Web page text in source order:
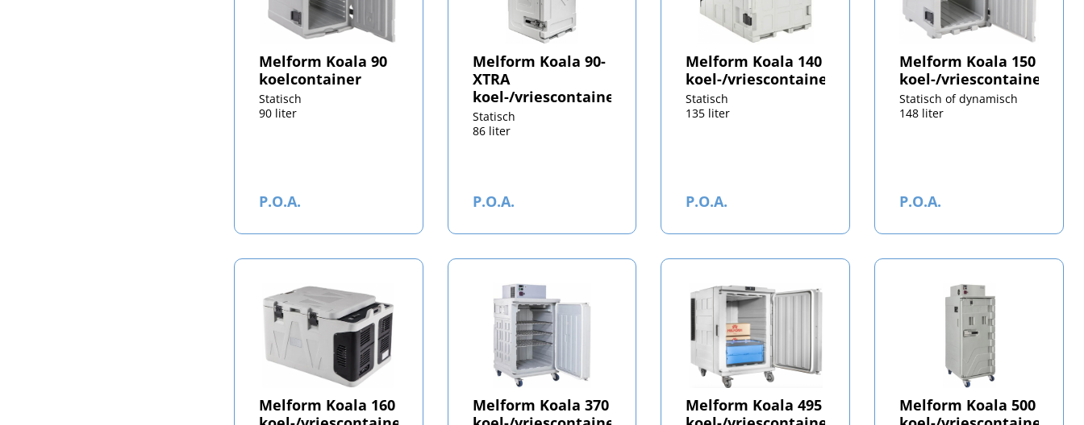
Melform Koala 90
koelcontainer
Statisch
90 liter
P.O.A.
Melform Koala 90-
XTRA
koel-/vriescontainer
Statisch
86 liter
P.O.A.
Melform Koala 140
koel-/vriescontainer
Statisch
135 liter
P.O.A.
Melform Koala 150
koel-/vriescontainer
Statisch of dynamisch
148 liter
P.O.A.
Melform Koala 160
Melform Koala 370
Melform Koala 495
Melform Koala 500